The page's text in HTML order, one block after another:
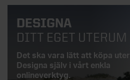
DESIGNA
DITT EGET UTERUM
Det ska vara lätt att köpa
Designa själv i vårt enkla
onlineverktyg.